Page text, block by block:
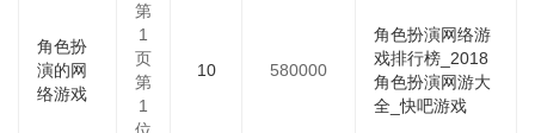
角色扮
演的网
络游戏
第
1
页
第
1
10 580000
角色扮演网络游
戏排行榜_2018
角色扮演网游大
全_快吧游戏